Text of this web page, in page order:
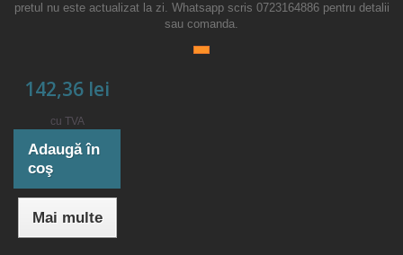
pretul nu este actualizat la zi. Whatsapp scris 0723164886 pentru detalii
sau comanda.
142,36 lei
cu TVA
Adaugă în
coş
Mai multe